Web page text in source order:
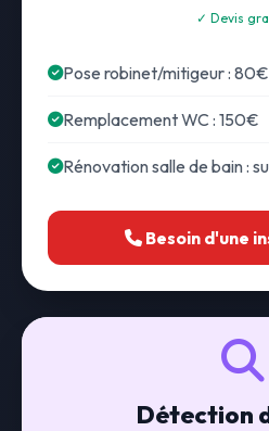
✓ Devis
Pose robinet/mitigeur : 80€
Remplacement WC : 150€
Rénovation salle de bain :
Besoin d'une
Détection